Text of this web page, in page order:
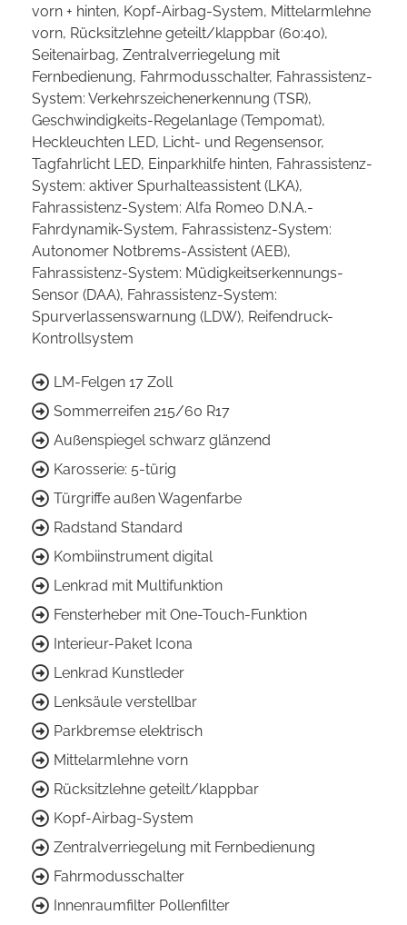
vorn + hinten, Kopf-Airbag-System, Mittelarmlehne
vorn, Rücksitzlehne geteilt/klappbar (60:40),
Seitenairbag, Zentralverriegelung mit
Fernbedienung, Fahrmodusschalter, Fahrassistenz-
System: Verkehrszeichenerkennung (TSR),
Geschwindigkeits-Regelanlage (Tempomat),
Heckleuchten LED, Licht- und Regensensor,
Tagfahrlicht LED, Einparkhilfe hinten, Fahrassistenz-
System: aktiver Spurhalteassistent (LKA),
Fahrassistenz-System: Alfa Romeo D.N.A.-
Fahrdynamik-System, Fahrassistenz-System:
Autonomer Notbrems-Assistent (AEB),
Fahrassistenz-System: Müdigkeitserkennungs-
Sensor (DAA), Fahrassistenz-System:
Spurverlassenswarnung (LDW), Reifendruck-
Kontrollsystem
LM-Felgen 17 Zoll
Sommerreifen 215/60 R17
Außenspiegel schwarz glänzend
Karosserie: 5-türig
Türgriffe außen Wagenfarbe
Radstand Standard
Kombiinstrument digital
Lenkrad mit Multifunktion
Fensterheber mit One-Touch-Funktion
Interieur-Paket Icona
Lenkrad Kunstleder
Lenksäule verstellbar
Parkbremse elektrisch
Mittelarmlehne vorn
Rücksitzlehne geteilt/klappbar
Kopf-Airbag-System
Zentralverriegelung mit Fernbedienung
Fahrmodusschalter
Innenraumfilter Pollenfilter